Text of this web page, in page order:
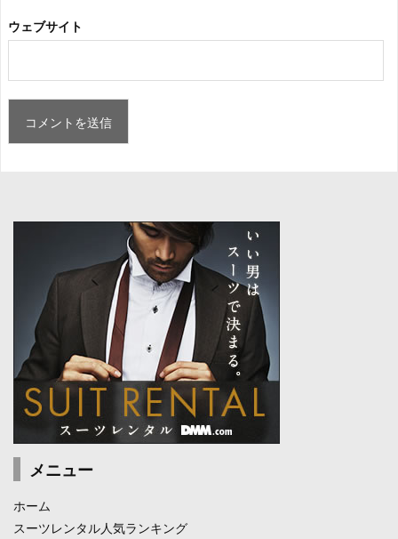
ウェブサイト
メニュー
ホーム
スーツレンタル人気ランキング